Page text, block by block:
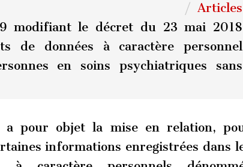
Articles
modifiant le décret du 23 mai 2018
de données à caractère personnel
en soins psychiatriques sans
pour objet la mise en relation,
informations enregistrées dans